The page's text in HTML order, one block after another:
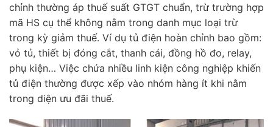
chỉnh thường áp thuế suất GTGT chuẩn, trừ trường hợp
mã HS cụ thể không nằm trong danh mục loại trừ
trong kỳ giảm thuế. Ví dụ tủ điện hoàn chỉnh bao gồm:
vỏ tủ, thiết bị đóng cắt, thanh cái, đồng hồ đo, relay,
phụ kiện… Việc chứa nhiều linh kiện công nghiệp khiến
tủ điện thường được xếp vào nhóm hàng ít khi nằm
trong diện ưu đãi thuế.